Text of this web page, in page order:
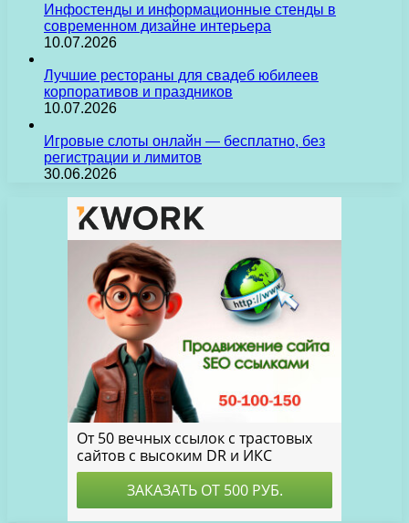
Инфостенды и информационные стенды в
современном дизайне интерьера
10.07.2026
Лучшие рестораны для свадеб юбилеев
корпоративов и праздников
10.07.2026
Игровые слоты онлайн — бесплатно, без
регистрации и лимитов
30.06.2026